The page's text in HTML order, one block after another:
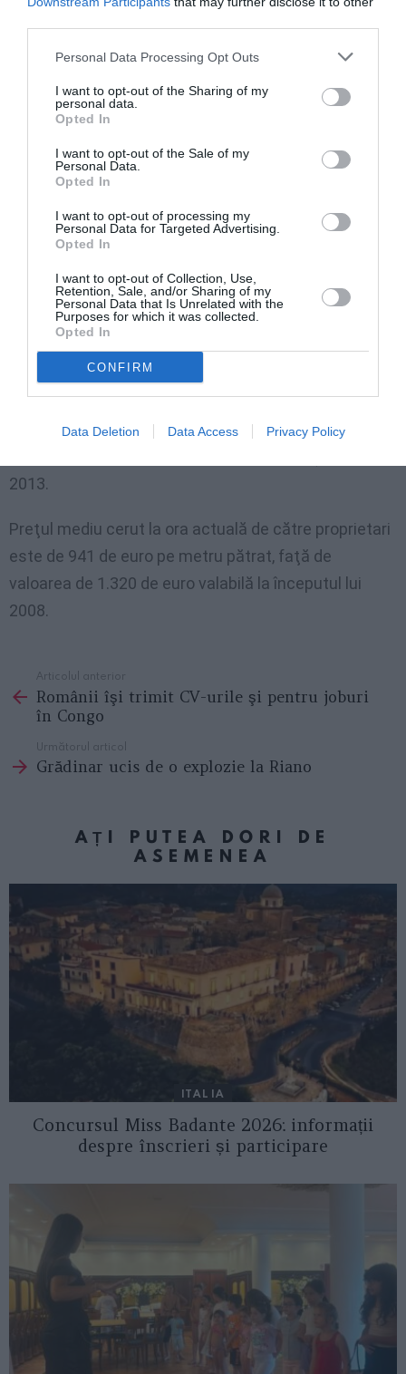
Personal Data Processing Opt Outs
I want to opt-out of the Sharing of my
personal data.
Opted In
I want to opt-out of the Sale of my
Personal Data.
Opted In
I want to opt-out of processing my
Personal Data for Targeted Advertising.
Opted In
I want to opt-out of Collection, Use,
Retention, Sale, and/or Sharing of my
Personal Data that Is Unrelated with the
Purposes for which it was collected.
Opted In
CONFIRM
Data Deletion Data Access Privacy Policy
parcursul anului trecut, declinul consemnat de vilele
din Capitală a fost de 3,4%, pornind de la un nivel de
1.138 de euro valabil în februarie 2012. Dacă în 2008,
100.000 de euro reprezentau un buget de-a dreptul
o astfel de sumă poate fi cumpărată aproape orice
vilă. Ce-i drept nu în Capitală, ci în localităţile
învecinate, precum Popeşti Leordeni. Dacă mai pui
17.000 de euro îţi poţi cumpăra o casă cu patru
camere în Pipera.
Cluj-Napoca:Oraşul din inima Transilvaniei a fost cel
mai puţin marcat de recesiune în ceea ce priveşte
evoluţia preţurilor caselor. Cluj-Napoca este singurul
care a consemnat, în ultimii cinci ani, un declin mai
mic de 30%. Mai exact, preţurile pe acest segment s-
2013.
Preţul mediu cerut la ora actuală de către proprietari
este de 941 de euro pe metru pătrat, faţă de
valoarea de 1.320 de euro valabilă la începutul lui
2008.
more
Articolul anterior
Românii îşi trimit CV-urile şi pentru joburi
în Congo
Următorul articol
Grădinar ucis de o explozie la Riano
AȚI PUTEA DORI DE
ASEMENEA
ITALIA
Concursul Miss Badante 2026: informații
despre înscrieri și participare